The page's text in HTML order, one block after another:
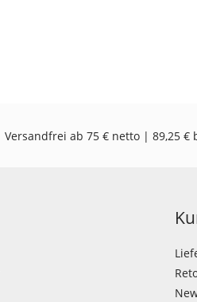
Versandfrei ab 75 € netto | 89,25 €